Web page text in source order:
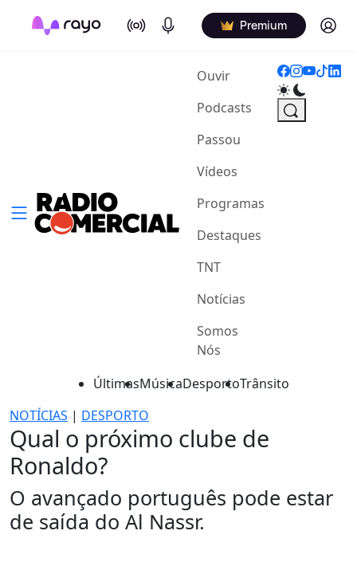
On Air Podcasts Premium Log in
Ouvir(current)
Podcasts
Passou
Vídeos
Programas
Destaques
TNT
Notícias
Somos
Nós
ÚltimasMúsicaDesportoTrânsito
NOTÍCIAS | DESPORTO
Qual o próximo clube de
Ronaldo?
O avançado português pode estar
de saída do Al Nassr.